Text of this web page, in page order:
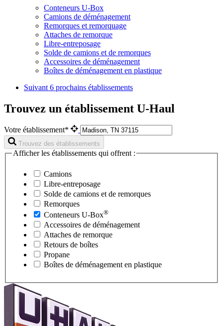
Conteneurs U-Box
Camions de déménagement
Remorques et remorquage
Attaches de remorque
Libre-entreposage
Solde de camions et de remorques
Accessoires de déménagement
Boîtes de déménagement en plastique
Suivant 6 prochains établissements
Trouvez un établissement U-Haul
Votre établissement*
Trouvez des établissements
Afficher les établissements qui offrent :
Camions
Libre-entreposage
Solde de camions et de remorques
Remorques
Conteneurs U-Box®
Accessoires de déménagement
Attaches de remorque
Retours de boîtes
Propane
Boîtes de déménagement en plastique